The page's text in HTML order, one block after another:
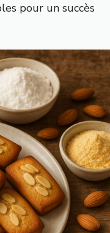
pour un succès